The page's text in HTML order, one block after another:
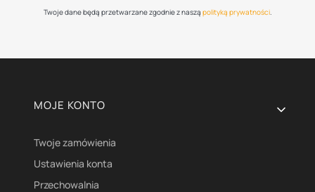
Twoje dane będą przetwarzane zgodnie z naszą polityką prywatności.
Linki w stopce
MOJE KONTO
Twoje zamówienia
Ustawienia konta
Przechowalnia